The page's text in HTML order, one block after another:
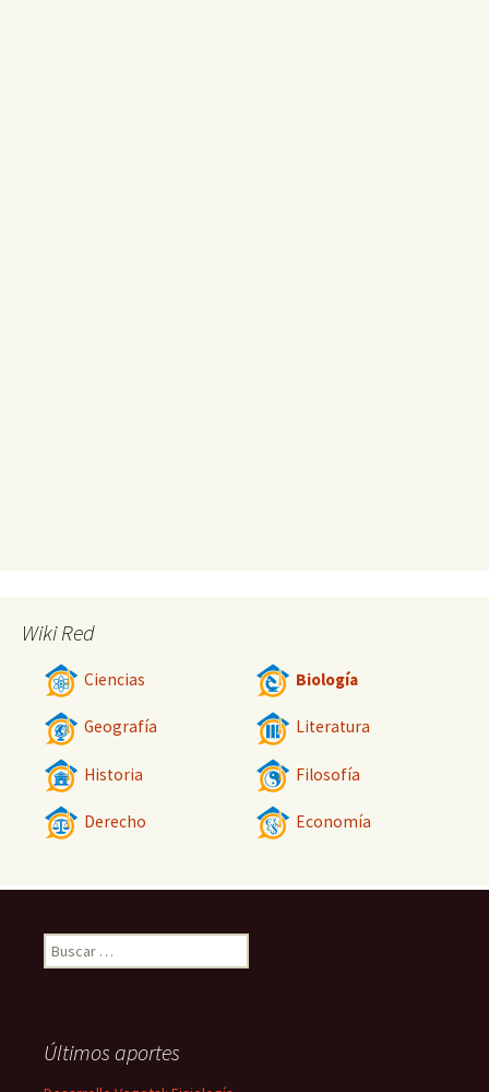
Wiki Red
Ciencias Biología
Geografía Literatura
Historia Filosofía
Derecho Economía
Buscar:
Últimos aportes